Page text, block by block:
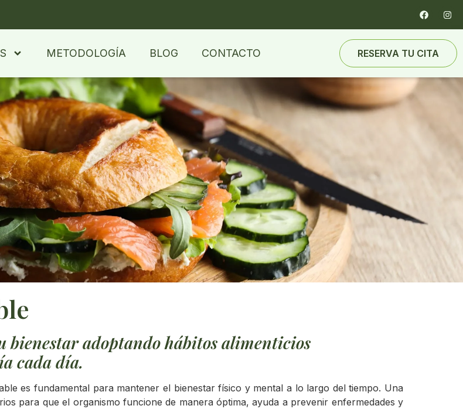
METODOLOGÍA BLOG CONTACTO RESERVA TU CITA
bienestar adoptando hábitos alimenticios
cada día.
es fundamental para mantener el bienestar físico y mental a lo largo del tiempo. Una
para que el organismo funcione de manera óptima, ayuda a prevenir enfermedades y